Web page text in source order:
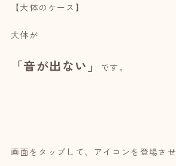
【大体のケース】
大体が
「音が出ない」 です。
画面をタップして、アイコンを登場させ